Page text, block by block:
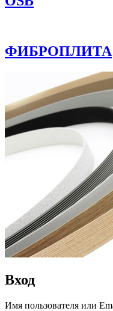
ФИБРОПЛИТА
Вход
Имя пользователя или